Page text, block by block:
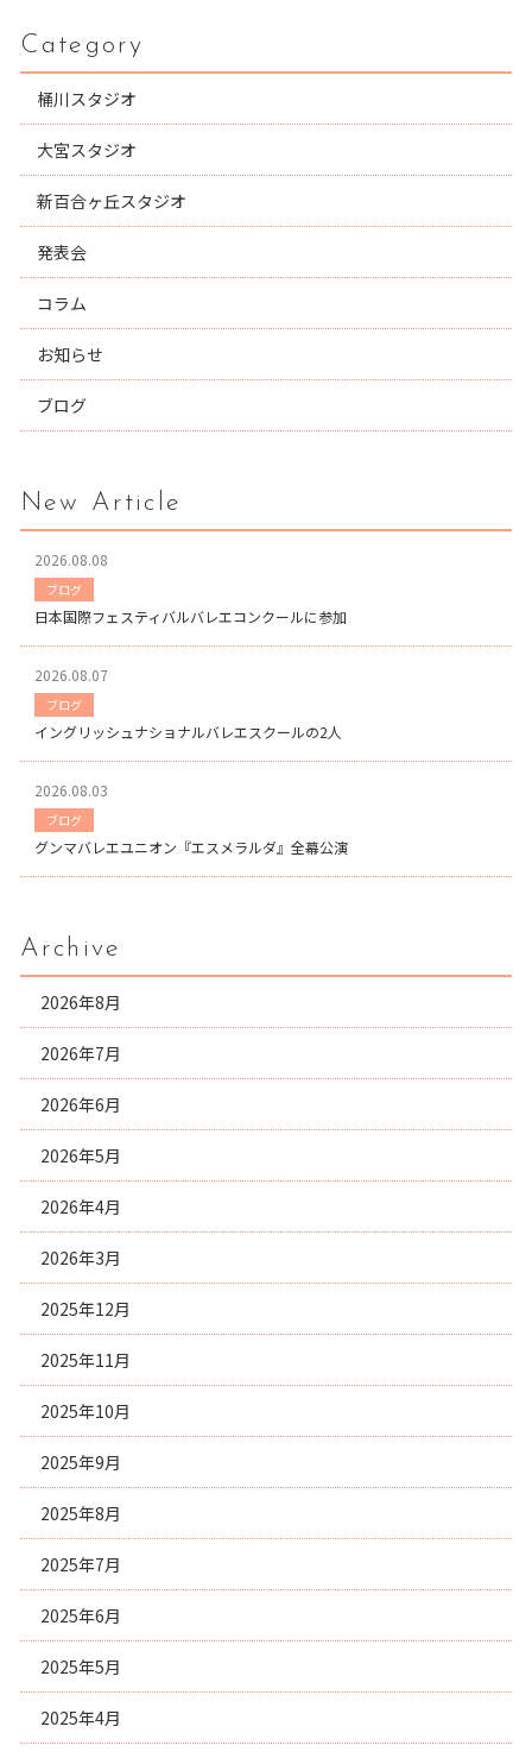
Category
桶川スタジオ
大宮スタジオ
新百合ヶ丘スタジオ
発表会
コラム
お知らせ
ブログ
New Article
2026.08.08
ブログ
日本国際フェスティバルバレエコンクールに参加
2026.08.07
ブログ
イングリッシュナショナルバレエスクールの2人
2026.08.03
ブログ
グンマバレエユニオン『エスメラルダ』全幕公演
Archive
2026年8月
2026年7月
2026年6月
2026年5月
2026年4月
2026年3月
2025年12月
2025年11月
2025年10月
2025年9月
2025年8月
2025年7月
2025年6月
2025年5月
2025年4月